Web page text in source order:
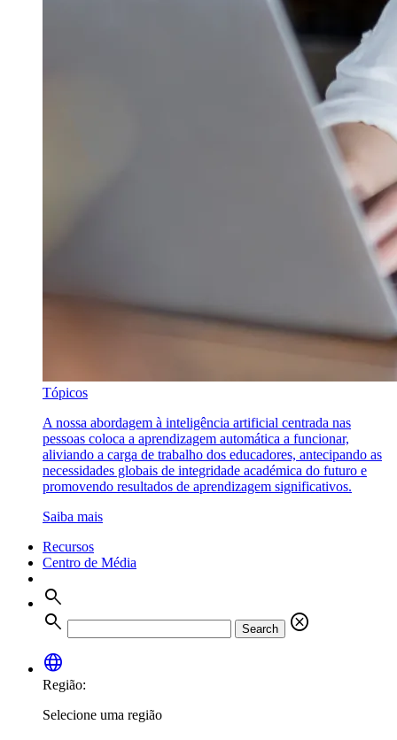
Tópicos
A nossa abordagem à inteligência artificial centrada nas
pessoas coloca a aprendizagem automática a funcionar,
aliviando a carga de trabalho dos educadores, antecipando as
necessidades globais de integridade académica do futuro e
promovendo resultados de aprendizagem significativos.
Saiba mais
Recursos
Centro de Média
search
search
Search
cancel
language
Região:
Selecione uma região